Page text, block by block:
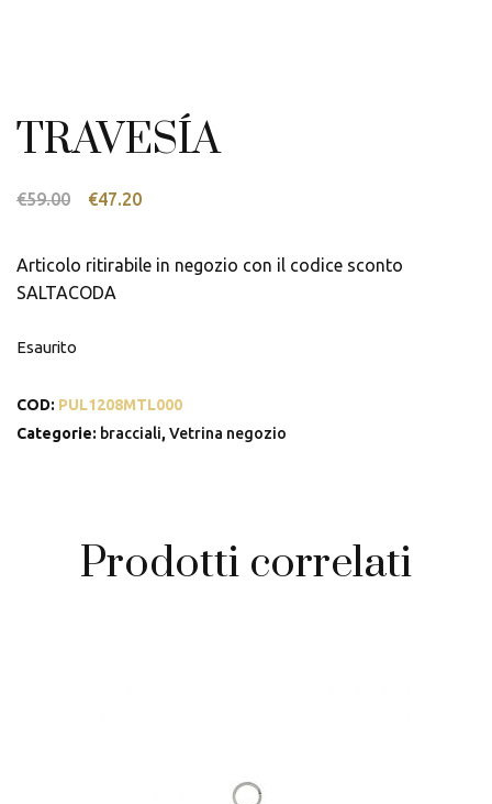
TRAVESÍA
€59.00
Il
originale
€47.20
Articolo ritirabile in negozio con il codice sconto
SALTACODA
Esaurito
COD: PUL1208MTL000
Categorie: bracciali,Vetrina negozio
Prodotti correlati